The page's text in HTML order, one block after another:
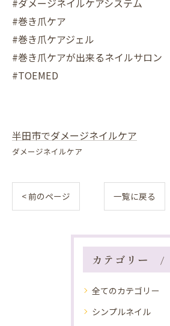
#ダメージネイルケアシステム
#巻き爪ケア
#巻き爪ケアジェル
#巻き爪ケアが出来るネイルサロン
#TOEMED
半田市でダメージネイルケア
ダメージネイルケア
< 前のページ 一覧に戻る
カテゴリー
全てのカテゴリー
シンプルネイル